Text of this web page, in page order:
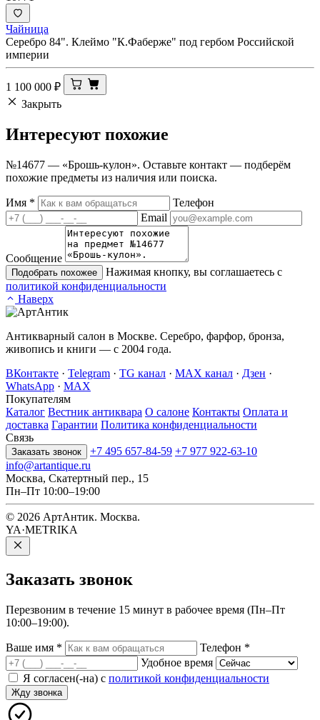
Чайница
Серебро 84". Клеймо "К.Фаберже" под гербом Российской
империи
1 100 000 ₽
Закрыть
Интересуют похожие
№14677 — «Брошь-кулон». Оставьте контакт — подберём
похожие предметы из наличия или поиска.
Имя *
Телефон
Email
Сообщение
Подобрать похожее
Нажимая кнопку, вы соглашаетесь с
политикой конфиденциальности
Наверх
Антикварный салон в Москве. Серебро, фарфор, бронза,
живопись и книги — с 2004 года.
ВКонтакте · Telegram · TG канал · MAX канал · Дзен ·
WhatsApp · MAX
Покупателям
Каталог Вестник антиквара О салоне Контакты Оплата и
доставка Гарантии Политика конфиденциальности
Связь
Заказать звонок +7 495 657-84-59 +7 977 922-63-10
info@artantique.ru
Москва, Скатертный пер., 15
Пн–Пт 10:00–19:00
© 2026 АртАнтик. Москва.
YA·METRIKA
Заказать звонок
Перезвоним в течение 15 минут в рабочее время (Пн–Пт
10:00–19:00).
Ваше имя * Телефон *
Удобное время
Я согласен(-на) с политикой конфиденциальности
Жду звонка